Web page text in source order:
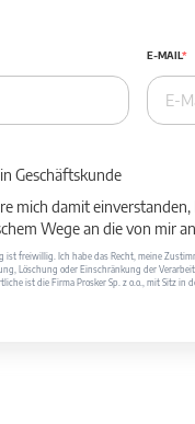
E-MAIL
Geschäftskunde
mich damit
Wege an die von mir
ist freiwillig. Ich habe das Recht, meine
Löschung oder Einschränkung der
ist die Firma Prosker Sp. z o.o., mit Sitz